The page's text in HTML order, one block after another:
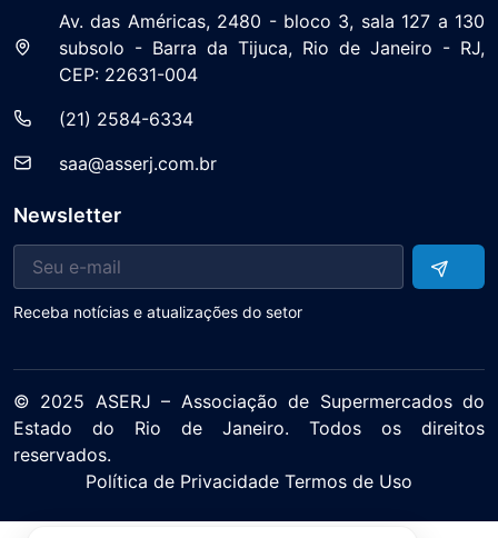
Av. das Américas, 2480 - bloco 3, sala 127 a 130
subsolo - Barra da Tijuca, Rio de Janeiro - RJ,
CEP: 22631-004
(21) 2584-6334
saa@asserj.com.br
Newsletter
Receba notícias e atualizações do setor
© 2025 ASERJ – Associação de Supermercados do
Estado do Rio de Janeiro. Todos os direitos
reservados.
Política de Privacidade Termos de Uso